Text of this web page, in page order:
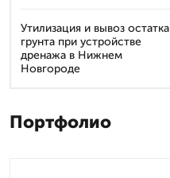
Утилизация и вывоз остатка
грунта при устройстве
дренажа в Нижнем
Новгороде
Портфолио